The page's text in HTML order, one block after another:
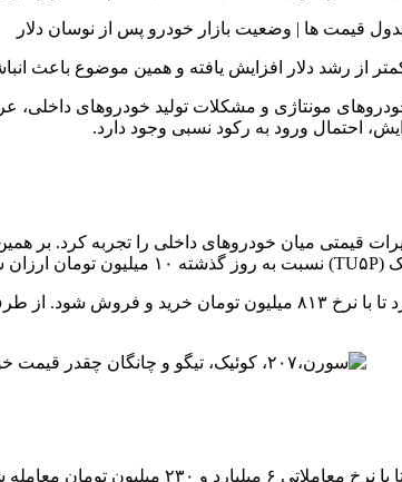
قیمت ها | وضعیت بازار خودرو پس از نوسان دلار
از رشد دلار افزایش یافته و همین موضوع باعث
مونتاژی و مشکلات تولید خودروهای داخلی،
احتمال ورود به رکود نسبی وجود دارد.